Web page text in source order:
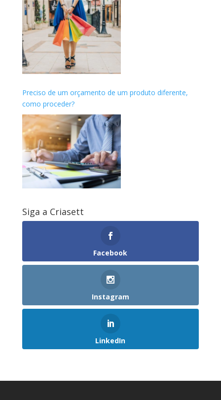
Preciso de um orçamento de um produto diferente,
como proceder?
Siga a Criasett
Facebook
Instagram
LinkedIn